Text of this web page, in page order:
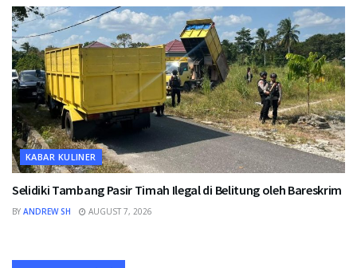
KABAR KULINER
Selidiki Tambang Pasir Timah Ilegal di Belitung oleh Bareskrim
BY ANDREW SH AUGUST 7, 2026